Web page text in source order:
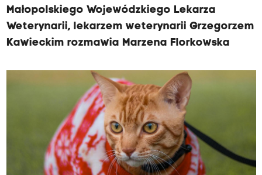
Małopolskiego Wojewódzkiego Lekarza
Weterynarii, lekarzem weterynarii Grzegorzem
Kawieckim rozmawia Marzena Florkowska